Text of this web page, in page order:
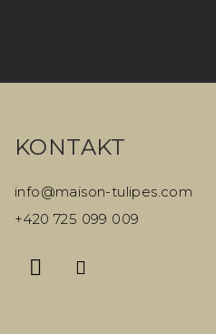
KONTAKT
info@maison-tulipes.com
+420 725 099 009